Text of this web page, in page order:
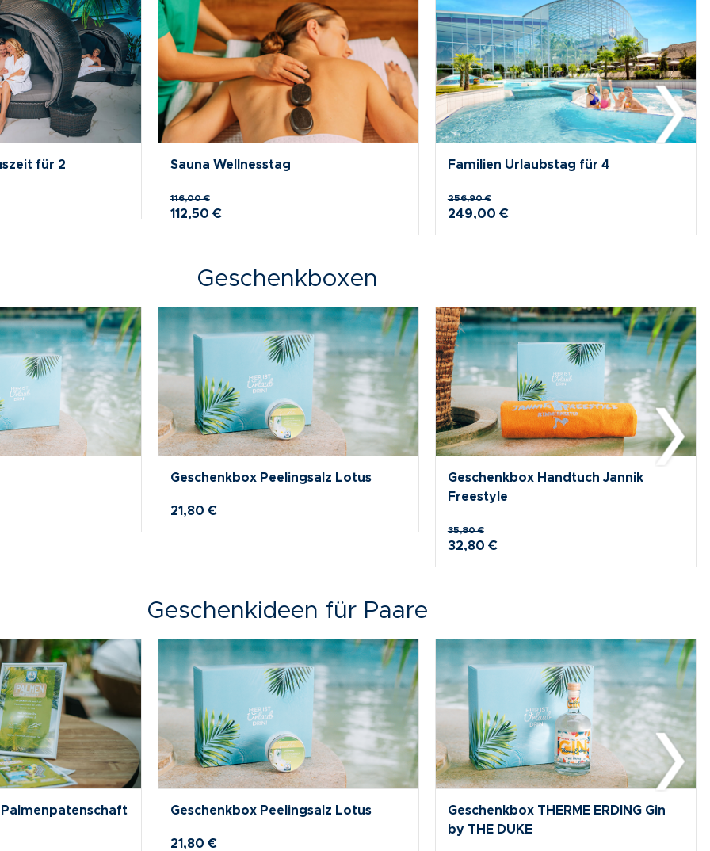
Orange Hamam Geschenkbox Blau
115,70 €
111,70 €
Familien Urlaubstag für 3
204,90 €
199,50 €
Geschenkboxen
ERDING Gin
Hamam Geschenkbox Orange
115,70 €
Hamam Geschenkbox Blau
111,70 €
Geschenkideen für Paare
Paradiesische Auszeit für 2
189,00 €
Sauna Wellnesstag